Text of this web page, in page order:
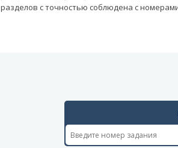
разделов с точностью соблюдена с